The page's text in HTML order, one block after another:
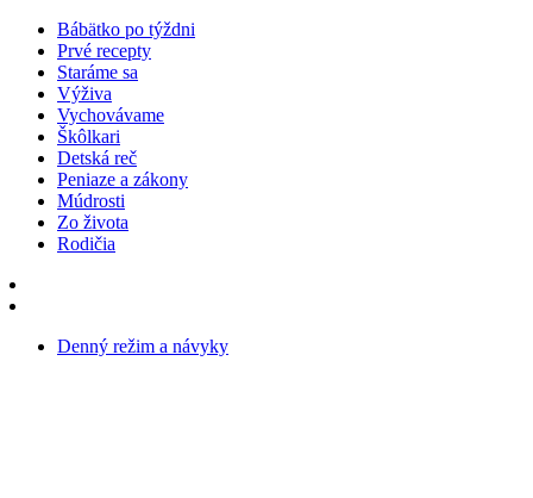
Bábätko po týždni
Prvé recepty
Staráme sa
Výživa
Vychovávame
Škôlkari
Detská reč
Peniaze a zákony
Múdrosti
Zo života
Rodičia
Denný režim a návyky